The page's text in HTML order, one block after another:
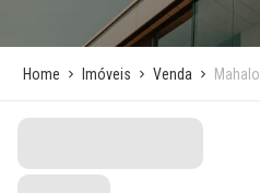
Home Imóveis Venda Mahalo